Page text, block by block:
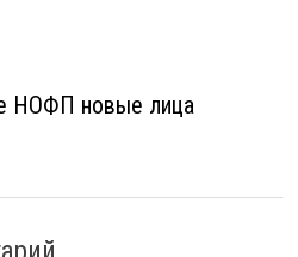
НОФП новые лица